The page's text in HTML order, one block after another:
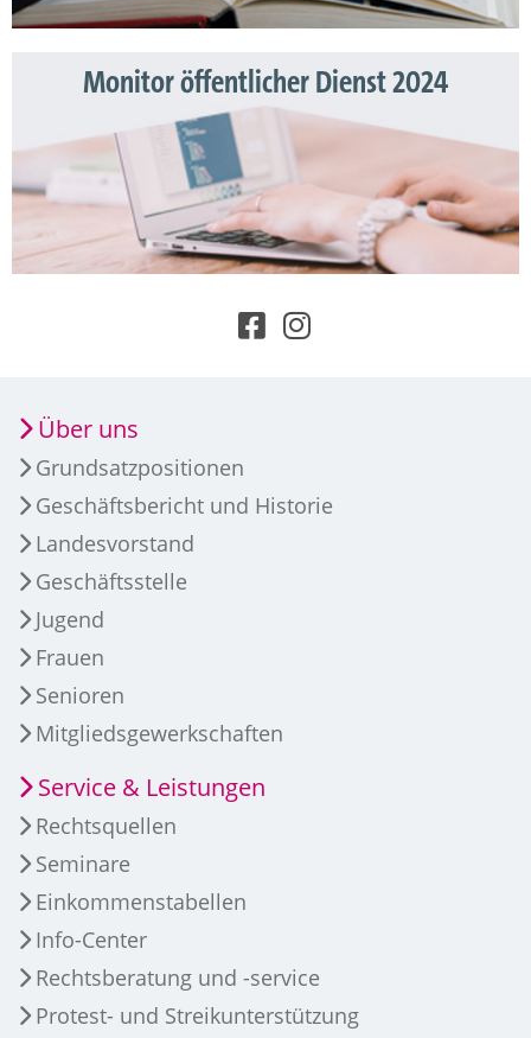
Monitor öffentlicher Dienst 2024
Über uns
Grundsatzpositionen
Geschäftsbericht und Historie
Landesvorstand
Geschäftsstelle
Jugend
Frauen
Senioren
Mitgliedsgewerkschaften
Service & Leistungen
Rechtsquellen
Seminare
Einkommenstabellen
Info-Center
Rechtsberatung und -service
Protest- und Streikunterstützung